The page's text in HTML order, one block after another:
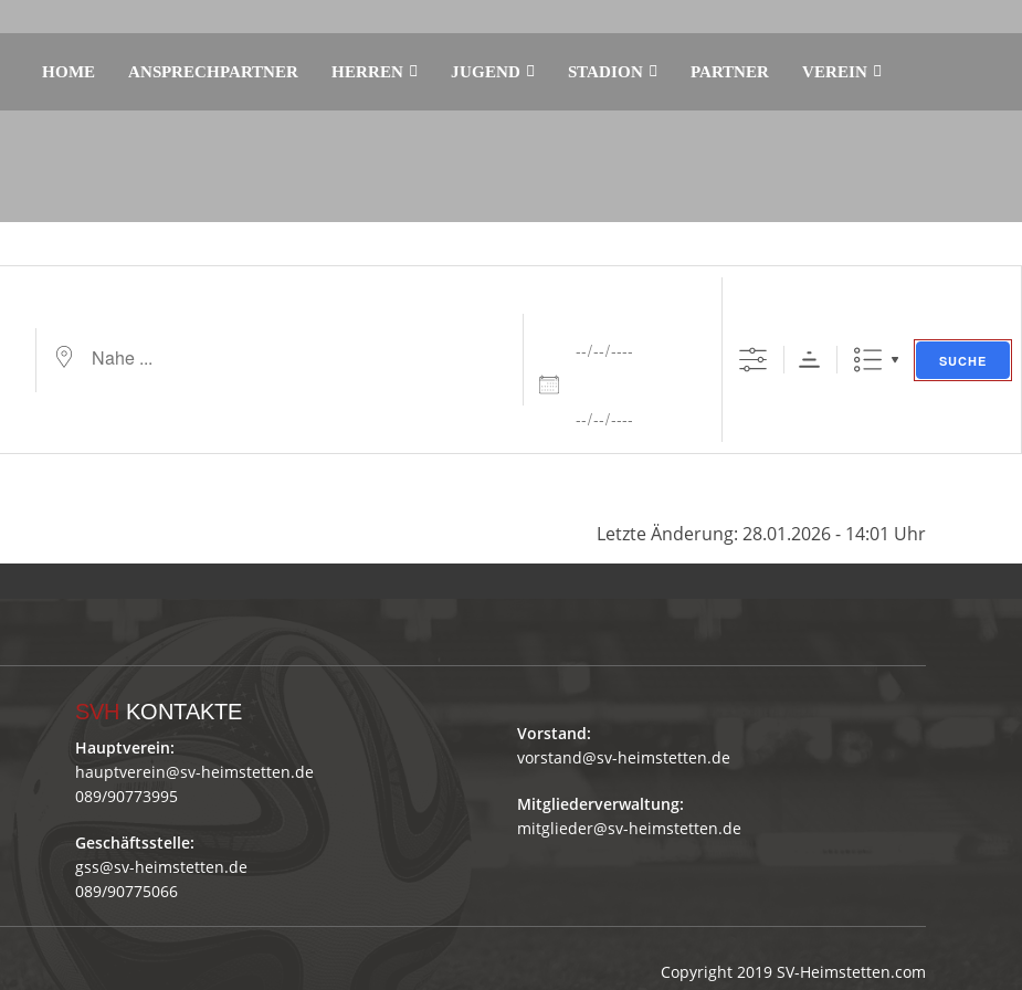
HOME ANSPRECHPARTNER HERREN JUGEND STADION PARTNER VEREIN
Nahe ...
SUCHE
Letzte Änderung: 28.01.2026 - 14:01 Uhr
SVH KONTAKTE
Hauptverein:
hauptverein@sv-heimstetten.de
089/90773995
Geschäftsstelle:
gss@sv-heimstetten.de
089/90775066
Vorstand:
vorstand@sv-heimstetten.de
Mitgliederverwaltung:
mitglieder@sv-heimstetten.de
Copyright 2019 SV-Heimstetten.com